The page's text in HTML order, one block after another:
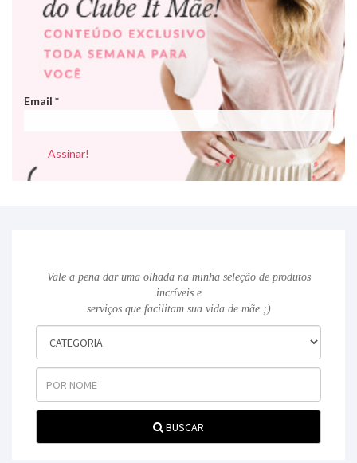
Email *
Vale a pena dar uma olhada na minha seleção de produtos
incríveis e
serviços que facilitam sua vida de mãe ;)
BUSCAR